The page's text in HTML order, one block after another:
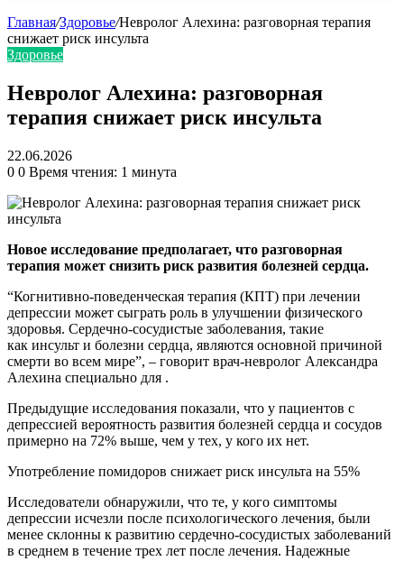
Главная/Здоровье/Невролог Алехина: разговорная терапия
снижает риск инсульта
Здоровье
Невролог Алехина: разговорная
терапия снижает риск инсульта
22.06.2026
0 0 Время чтения: 1 минута
Новое исследование предполагает, что разговорная
терапия может снизить риск развития болезней сердца.
“Когнитивно-поведенческая терапия (КПТ) при лечении
депрессии может сыграть роль в улучшении физического
здоровья. Сердечно-сосудистые заболевания, такие
как инсульт и болезни сердца, являются основной причиной
смерти во всем мире”, – говорит врач-невролог Александра
Алехина специально для .
Предыдущие исследования показали, что у пациентов с
депрессией вероятность развития болезней сердца и сосудов
примерно на 72% выше, чем у тех, у кого их нет.
Употребление помидоров снижает риск инсульта на 55%
Исследователи обнаружили, что те, у кого симптомы
депрессии исчезли после психологического лечения, были
менее склонны к развитию сердечно-сосудистых заболеваний
в среднем в течение трех лет после лечения. Надежные